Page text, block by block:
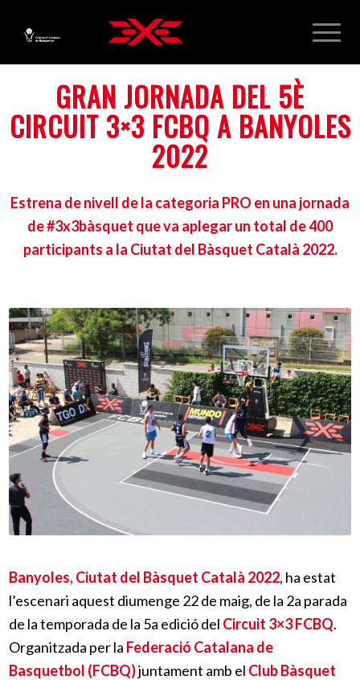
GRAN JORNADA DEL 5È
CIRCUIT 3×3 FCBQ A BANYOLES
2022
Estrena de nivell de la categoria PRO en una jornada
de #3x3bàsquet que va aplegar un total de 400
participants a la Ciutat del Bàsquet Català 2022.
Banyoles, Ciutat del Bàsquet Català 2022, ha estat
l’escenari aquest diumenge 22 de maig, de la 2a parada
de la temporada de la 5a edició del Circuit 3×3 FCBQ.
Organitzada per la Federació Catalana de
Basquetbol (FCBQ)juntament amb el Club Bàsquet